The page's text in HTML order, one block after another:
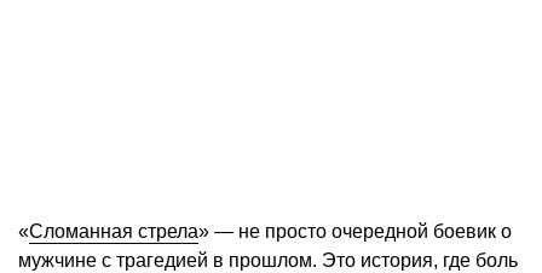
«Сломанная стрела» — не просто очередной боевик о
мужчине с трагедией в прошлом. Это история, где боль